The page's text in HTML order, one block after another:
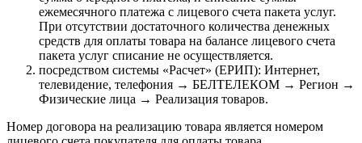
ежемесячного платежа с лицевого счета пакета услуг.
При отсутствии достаточного количества денежных
средств для оплаты товара на балансе лицевого счета
пакета услуг списание не осуществляется.
посредством системы «Расчет» (ЕРИП): Интернет,
телевидение, телефония → БЕЛТЕЛЕКОМ → Регион →
Физические лица → Реализация товаров.
Номер договора на реализацию товара является номером